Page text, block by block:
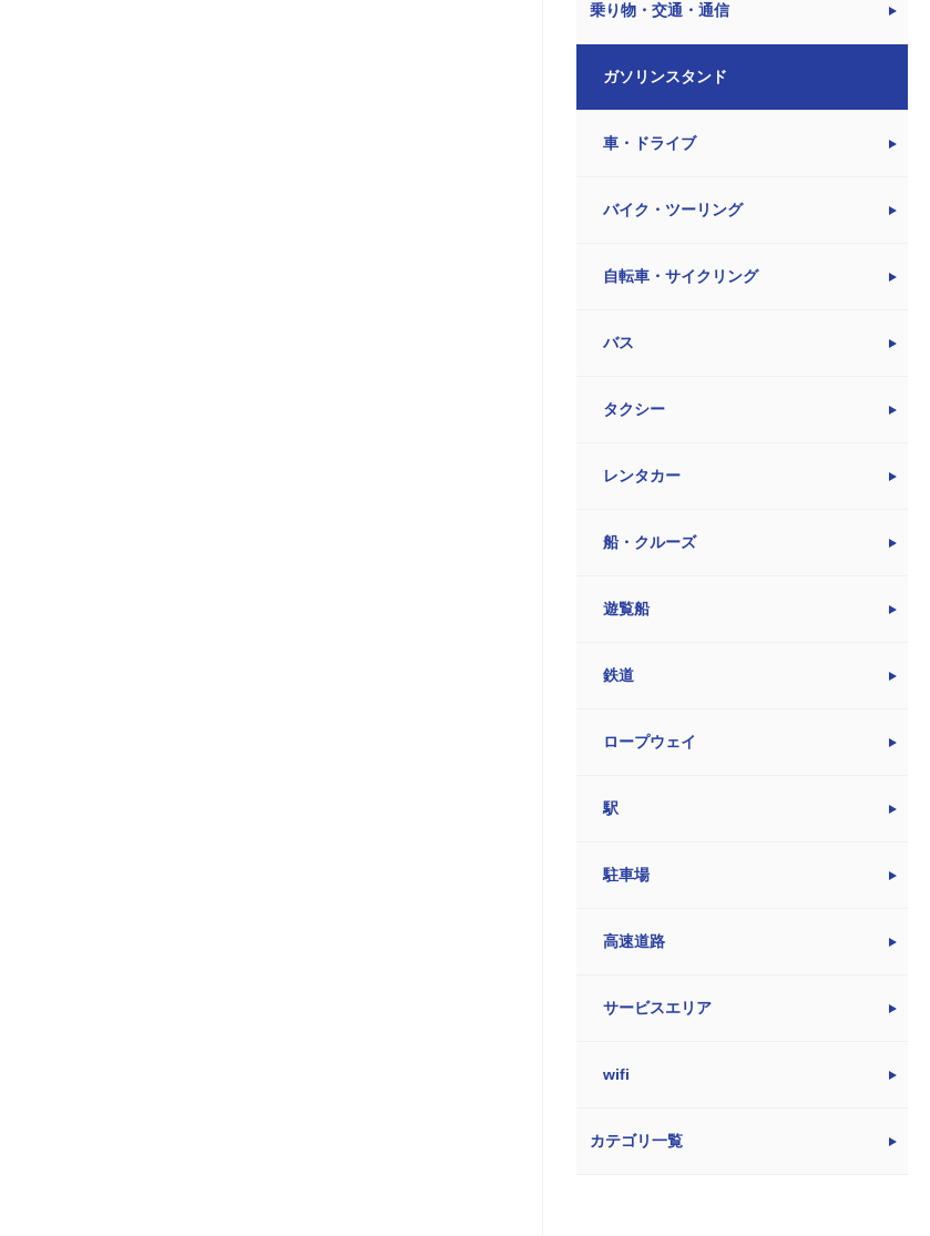
乗り物・交通・通信
ガソリンスタンド
車・ドライブ
バイク・ツーリング
自転車・サイクリング
バス
タクシー
レンタカー
船・クルーズ
遊覧船
鉄道
ロープウェイ
駅
駐車場
高速道路
サービスエリア
wifi
カテゴリ一覧